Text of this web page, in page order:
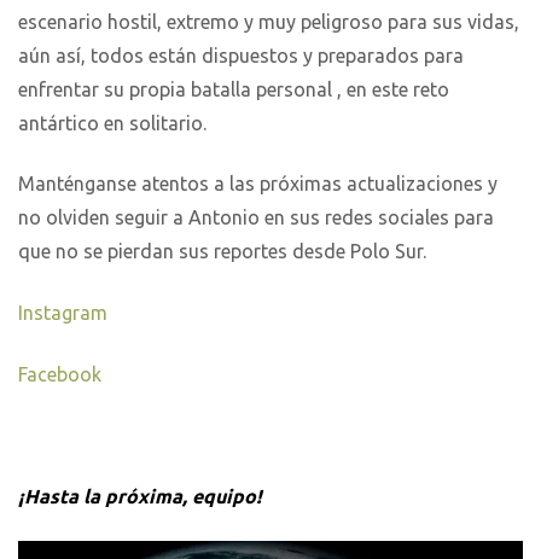
escenario hostil, extremo y muy peligroso para sus vidas,
aún así, todos están dispuestos y preparados para
enfrentar su propia batalla personal , en este reto
antártico en solitario.
Manténganse atentos a las próximas actualizaciones y
no olviden seguir a Antonio en sus redes sociales para
que no se pierdan sus reportes desde Polo Sur.
Instagram
Facebook
¡Hasta la próxima, equipo!